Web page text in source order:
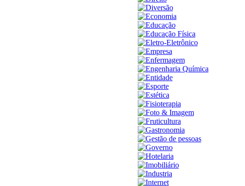
Diversão
Economia
Educação
Educação Física
Eletro-Eletrônico
Empresa
Enfermagem
Engenharia Química
Entidade
Esporte
Estética
Fisioterapia
Foto & Imagem
Fruticultura
Gastronomia
Gestão de pessoas
Governo
Hotelaria
Imobiliário
Industria
Internet